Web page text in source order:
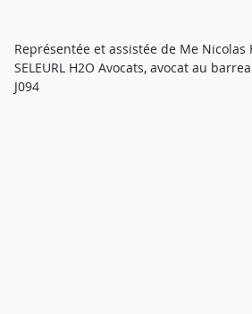
Représentée et assistée de Me Nicolas
SELEURL H2O Avocats, avocat au
J094